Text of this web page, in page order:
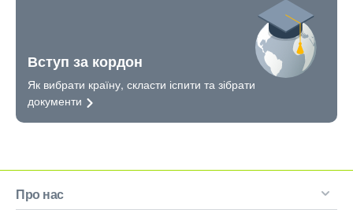
Вступ за кордон
Як вибрати країну, скласти іспити та зібрати
документи
Про нас